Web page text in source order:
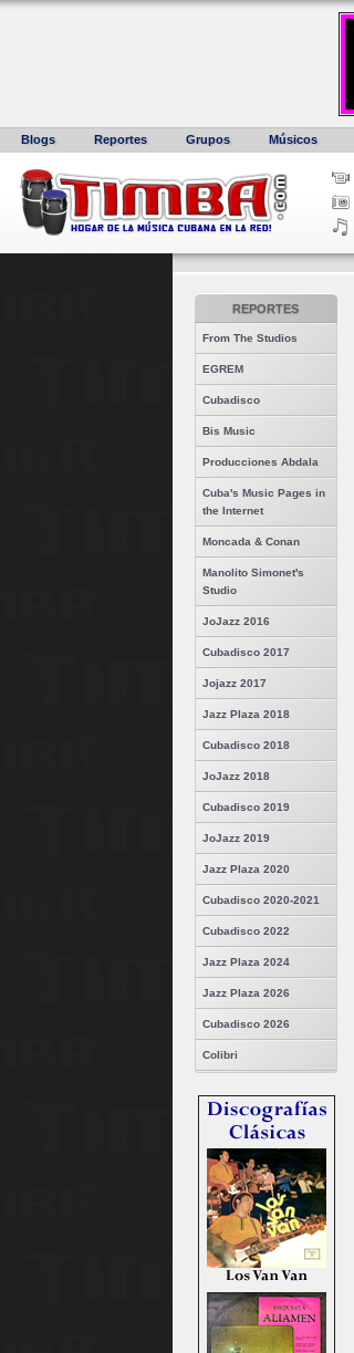
Blogs Reportes Grupos Músicos
REPORTES
From The Studios
EGREM
Cubadisco
Bis Music
Producciones Abdala
Cuba's Music Pages in
the Internet
Moncada & Conan
Manolito Simonet's
Studio
JoJazz 2016
Cubadisco 2017
Jojazz 2017
Jazz Plaza 2018
Cubadisco 2018
JoJazz 2018
Cubadisco 2019
JoJazz 2019
Jazz Plaza 2020
Cubadisco 2020-2021
Cubadisco 2022
Jazz Plaza 2024
Jazz Plaza 2026
Cubadisco 2026
Colibri